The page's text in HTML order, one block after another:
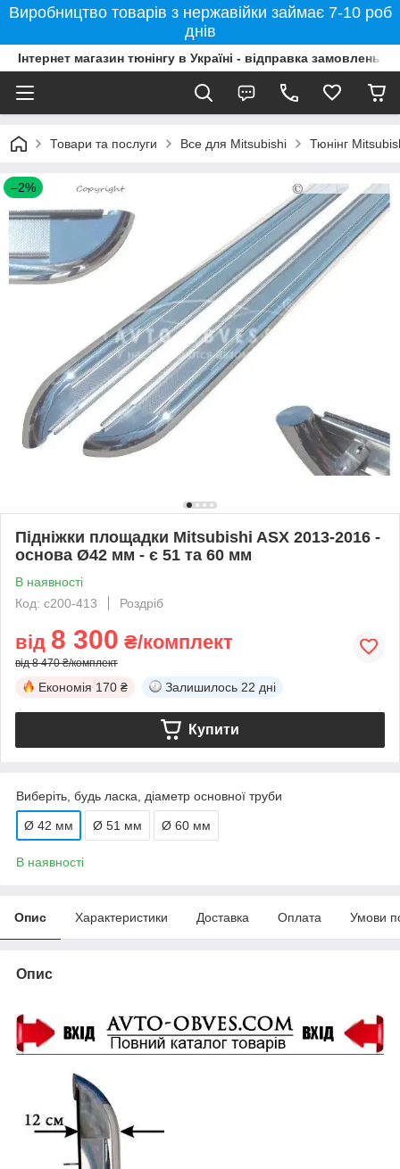
Виробництво товарів з нержавійки займає 7-10 роб
днів
Інтернет магазин тюнінгу в Україні - відправка замовлень
Товари та послуги Все для Mitsubishi Тюнінг
–2%
Підніжки площадки Mitsubishi ASX 2013-2016 -
основа Ø42 мм - є 51 та 60 мм
В наявності
Код: c200-413
Роздріб
від 8 300 ₴/комплект
від 8 470 ₴/комплект
Економія 170 ₴ Залишилось 22 дні
Купити
Виберіть, будь ласка, діаметр основної труби
Ø 42 мм Ø 51 мм Ø 60 мм
В наявності
Опис Характеристики Доставка Оплата Умови
Опис